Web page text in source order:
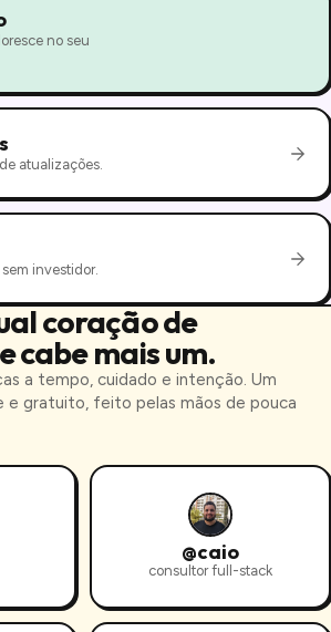
no seu
atualizações.
investidor.
coração de
cabe mais um.
a tempo, cuidado e intenção. Um
gratuito, feito pelas mãos de pouca
@caio
consultor full-stack